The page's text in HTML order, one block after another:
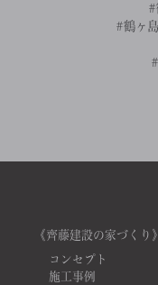
#
#鶴ヶ
《齊藤建設の家づくり》
コンセプト
施工事例